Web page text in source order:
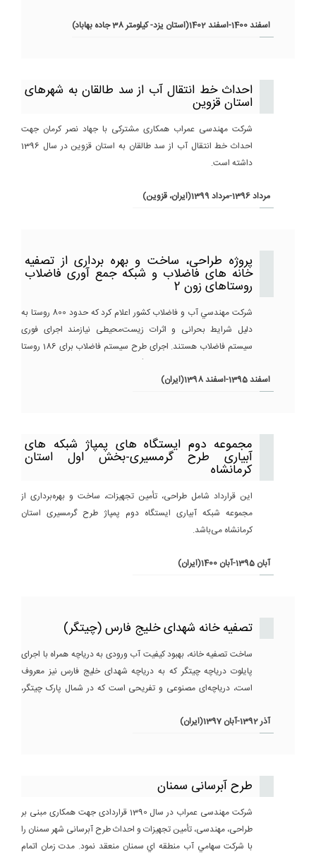
اسفند 1400-اسفند 1402(استان یزد- کیلومتر 38 جاده بهاباد)
احداث خط انتقال آب از سد طالقان به شهرهای
استان قزوین
شرکت مهندسی عمراب همکاری مشترکی با جهاد نصر کرمان جهت
احداث خط انتقال آب از سد طالقان به استان قزوین در سال 1396
داشته است.
مرداد 1396-مرداد 1399(ایران، قزوین)
پروژه طراحی، ساخت و بهره برداری از تصفیه
خانه های فاضلاب و شبکه جمع آوری فاضلاب
روستاهای زون 2
شركت مهندسي آب و فاضلاب كشور اعلام کرد که حدود 800 روستا به
دلیل شرایط بحرانی و اثرات زیست‌محیطی نیازمند اجرای فوری
سیستم فاضلاب هستند. اجرای طرح سیستم فاضلاب برای 186 روستا
از 800 روستا جزء اولویت قرار گرفت. طراحی، خرید، انجام کارهای
ساختمانی، پیش راه اندازی، راه اندازی و بهره برداری یک ساله شبکه
مهندسی عمراب بود.
اسفند 1395-اسفند 1398(ایران)
مجموعه دوم ایستگاه های پمپاژ شبکه های
آبیاری طرح گرمسیری-بخش اول استان
کرمانشاه
این قرارداد شامل طراحی، تأمین تجهیزات، ساخت و بهره‌برداری از
مجموعه شبکه آبیاری ایستگاه دوم پمپاژ طرح گرمسیری استان
کرمانشاه می‌باشد.
آبان 1395-آبان 1400(ایران)
تصفیه خانه شهدای خلیج فارس (چیتگر)
ساخت تصفیه خانه، بهبود کیفیت آب ورودی به دریاچه همراه با اجرای
پایلوت دریاچه چیتگر که به دریاچه شهدای خلیج فارس نیز معروف
است، دریاچه‌ای مصنوعی و تفریحی است که در شمال پارک چیتگر،
250 هکتار است که پهنه آبی مجموعه فرهنگی و گردشگری دریاچه
آذر 1392-آبان 1397(ایران)
طرح آبرسانی سمنان
شرکت مهندسی عمراب در سال 1390 قراردادی جهت همکاری مبنی بر
طراحی، مهندسی، تأمین تجهیزات و احداث طرح آبرسانی شهر سمنان را
با شركت سهامي آب منطقه اي سمنان منعقد نمود. مدت زمان اتمام